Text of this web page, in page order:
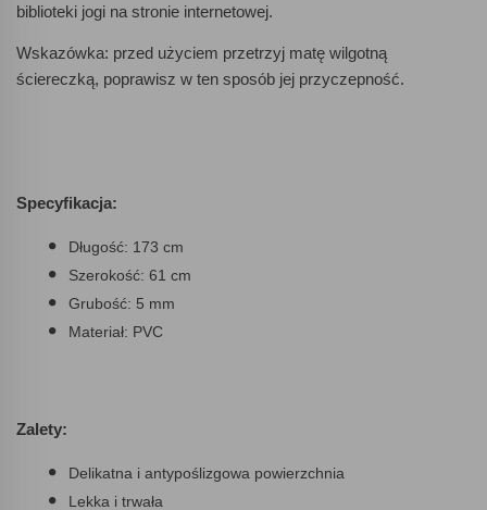
biblioteki jogi na stronie internetowej.
Wskazówka: przed użyciem przetrzyj matę wilgotną
ściereczką, poprawisz w ten sposób jej przyczepność.
Specyfikacja:
Długość: 173 cm
Szerokość: 61 cm
Grubość: 5 mm
Materiał: PVC
Zalety:
Delikatna i antypoślizgowa powierzchnia
Lekka i trwała